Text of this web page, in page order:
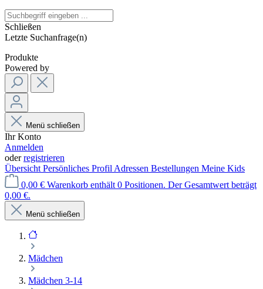
Schließen
Letzte Suchanfrage(n)
Produkte
Powered by
Menü schließen
Ihr Konto
Anmelden
oderregistrieren
Übersicht Persönliches Profil Adressen Bestellungen Meine Kids
0,00 € Warenkorb enthält 0 Positionen. Der Gesamtwert beträgt
0,00 €.
Menü schließen
Mädchen
Mädchen 3-14